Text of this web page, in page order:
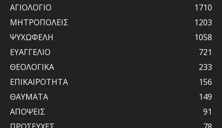
ΑΓΙΟΛΟΓΙΟ
1710
ΜΗΤΡΟΠΟΛΕΙΣ
1203
ΨΥΧΩΦΕΛΗ
1058
ΕΥΑΓΓΕΛΙΟ
721
ΘΕΟΛΟΓΙΚΑ
233
ΕΠΙΚΑΙΡΟΤΗΤΑ
156
ΘΑΥΜΑΤΑ
149
ΑΠΟΨΕΙΣ
91